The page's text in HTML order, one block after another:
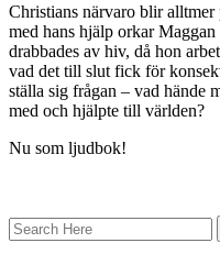
Christians närvaro blir
med hans hjälp orkar
drabbades av hiv, då hon
vad det till slut fick för
ställa sig frågan – vad hände
med och hjälpte till världen?
Nu som ljudbok!
Search
for: